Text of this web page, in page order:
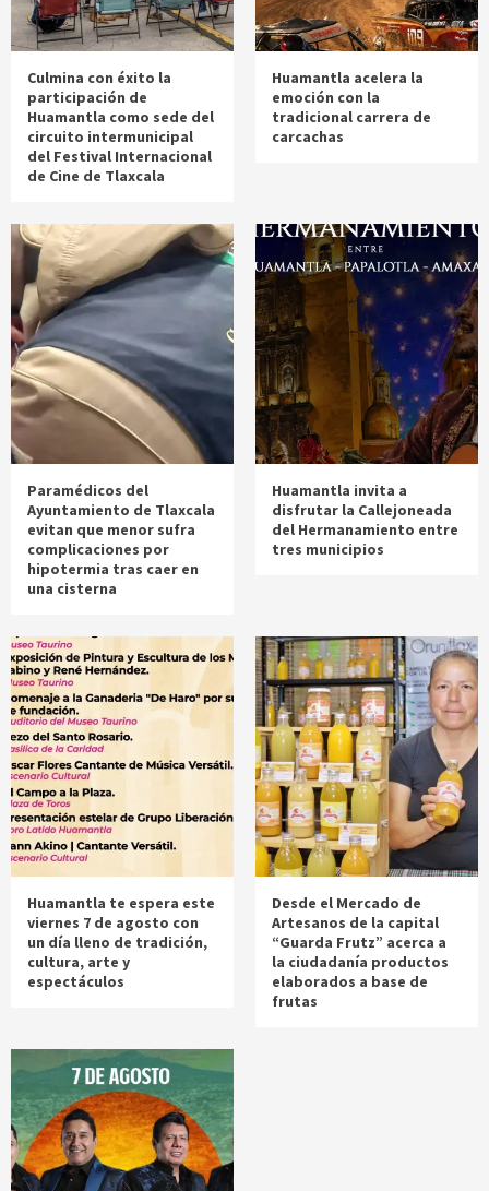
Culmina con éxito la
participación de
Huamantla como sede del
circuito intermunicipal
del Festival Internacional
de Cine de Tlaxcala
Huamantla acelera la
emoción con la
tradicional carrera de
carcachas
Paramédicos del
Ayuntamiento de Tlaxcala
evitan que menor sufra
complicaciones por
hipotermia tras caer en
una cisterna
Huamantla invita a
disfrutar la Callejoneada
del Hermanamiento entre
tres municipios
Huamantla te espera este
viernes 7 de agosto con
un día lleno de tradición,
cultura, arte y
espectáculos
Desde el Mercado de
Artesanos de la capital
“Guarda Frutz” acerca a
la ciudadanía productos
elaborados a base de
frutas